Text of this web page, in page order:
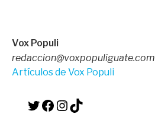
Vox Populi
redaccion@voxpopuliguate.com
Artículos de Vox Populi
Twitter Facebook InstagramTikTok